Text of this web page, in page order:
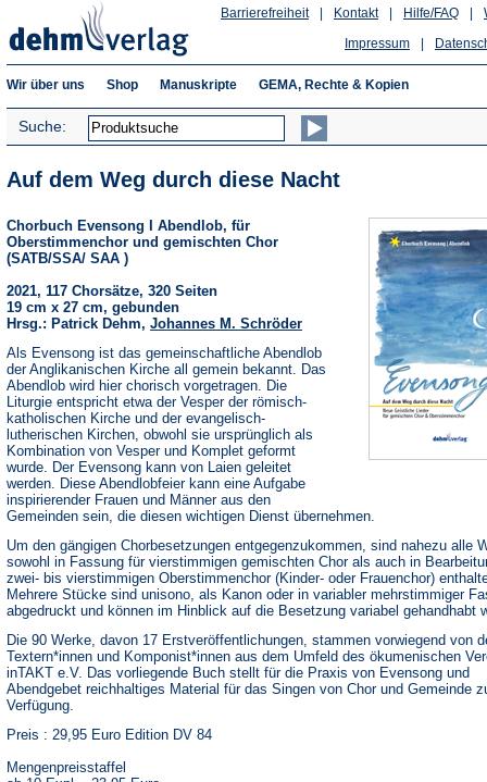
Hilfe/FAQ
Kontakt
Barrierefreiheit
Impressum
Wir über uns Shop Manuskripte GEMA, Rechte & Kopien
Suche:
Auf dem Weg durch diese Nacht
Chorbuch Evensong I Abendlob, für
Oberstimmenchor und gemischten Chor
(SATB/SSA/ SAA )
2021, 117 Chorsätze, 320 Seiten
19 cm x 27 cm, gebunden
Hrsg.: Patrick Dehm, Johannes M. Schröder
Als Evensong ist das gemeinschaftliche Abendlob
der Anglikanischen Kirche all gemein bekannt. Das
Abendlob wird hier chorisch vorgetragen. Die
Liturgie entspricht etwa der Vesper der römisch-
katholischen Kirche und der evangelisch-
lutherischen Kirchen, obwohl sie ursprünglich als
Kombination von Vesper und Komplet geformt
wurde. Der Evensong kann von Laien geleitet
werden. Diese Abendlobfeier kann eine Aufgabe
inspirierender Frauen und Männer aus den
Gemeinden sein, die diesen wichtigen Dienst übernehmen.
Um den gängigen Chorbesetzungen entgegenzukommen, sind nahezu alle
sowohl in Fassung für vierstimmigen gemischten Chor als auch in
zwei- bis vierstimmigen Oberstimmenchor (Kinder- oder Frauenchor)
Mehrere Stücke sind unisono, als Kanon oder in variabler mehrstimmiger
abgedruckt und können im Hinblick auf die Besetzung variabel gehandhabt
Die 90 Werke, davon 17 Erstveröffentlichungen, stammen vorwiegend von
Textern*innen und Komponist*innen aus dem Umfeld des ökumenischen
inTAKT e.V. Das vorliegende Buch stellt für die Praxis von Evensong und
Abendgebet reichhaltiges Material für das Singen von Chor und Gemeinde
Verfügung.
Preis : 29,95 Euro Edition DV 84
Mengenpreisstaffel